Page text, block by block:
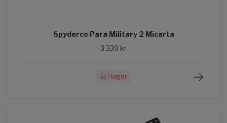
Spyderco Para Military 2 Micarta
3 339 kr
Ej i lager